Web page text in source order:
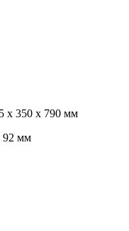
х 350 х 790 мм
92 мм